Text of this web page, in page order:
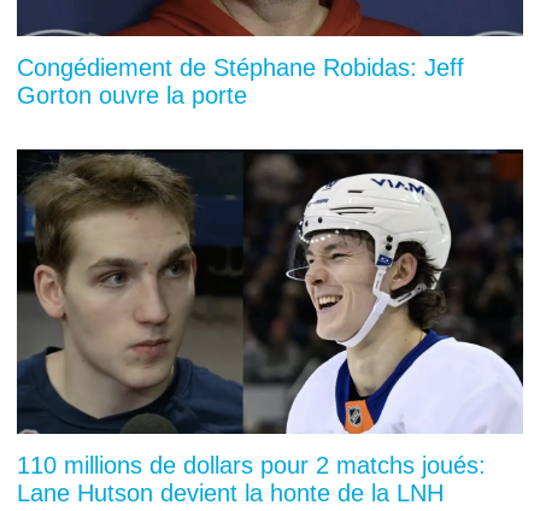
Congédiement de Stéphane Robidas: Jeff
Gorton ouvre la porte
110 millions de dollars pour 2 matchs joués:
Lane Hutson devient la honte de la LNH